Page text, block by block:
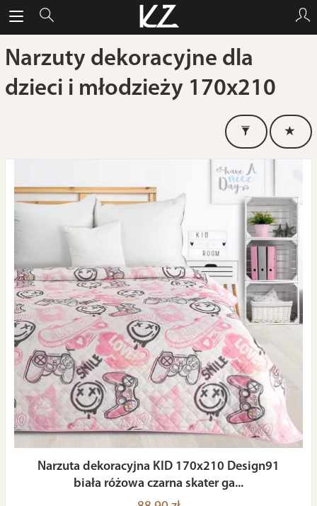
Narzuty dekoracyjne dla
dzieci i młodzieży 170x210
Narzuta dekoracyjna KID 170x210 Design91
biała różowa czarna skater ga...